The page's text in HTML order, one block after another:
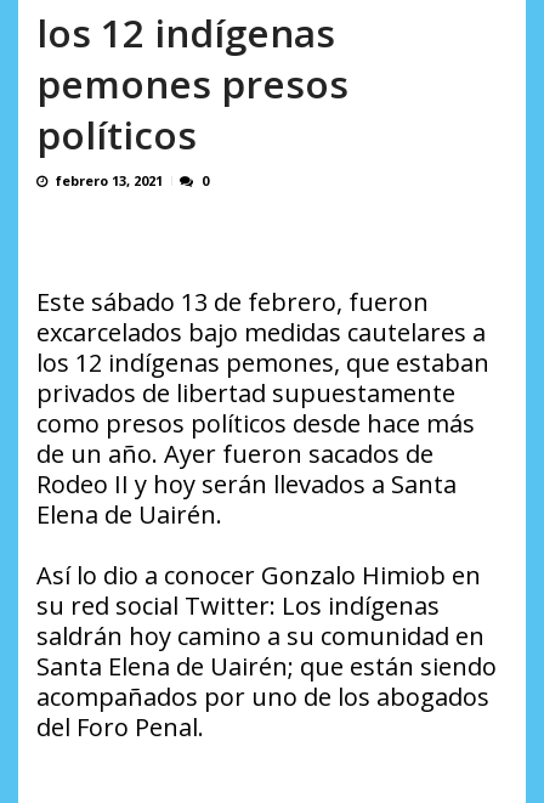
AGOSTO 7, 2026
los 12 indígenas
pemones presos
políticos
febrero 13, 2021 0
Este sábado 13 de febrero, fueron
excarcelados bajo medidas cautelares a
los 12 indígenas pemones, que estaban
privados de libertad supuestamente
como presos políticos desde hace más
de un año. Ayer fueron sacados de
Rodeo II y hoy serán llevados a Santa
Elena de Uairén.
Así lo dio a conocer Gonzalo Himiob en
su red social Twitter: Los indígenas
saldrán hoy camino a su comunidad en
Santa Elena de Uairén; que están siendo
acompañados por uno de los abogados
del Foro Penal.